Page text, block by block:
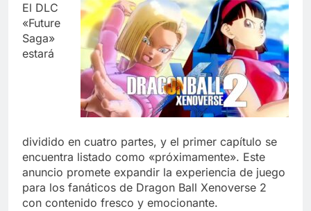
El DLC
«Future
Saga»
estará
dividido en cuatro partes, y el primer capítulo se
encuentra listado como «próximamente». Este
anuncio promete expandir la experiencia de juego
para los fanáticos de Dragon Ball Xenoverse 2
con contenido fresco y emocionante.